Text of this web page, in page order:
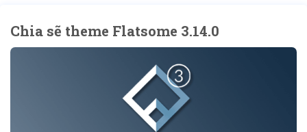
Chia sẽ theme Flatsome 3.14.0